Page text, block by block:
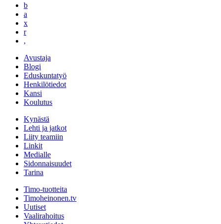
b
a
x
r
,
Avustaja
Blogi
Eduskuntatyö
Henkilötiedot
Kansi
Koulutus
Kynästä
Lehti ja jatkot
Liity teamiin
Linkit
Medialle
Sidonnaisuudet
Tarina
Timo-tuotteita
Timoheinonen.tv
Uutiset
Vaalirahoitus